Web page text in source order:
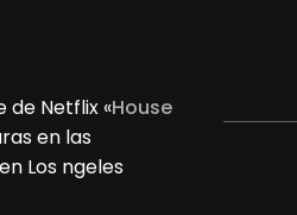
de Netflix «House
en las
Los ngeles